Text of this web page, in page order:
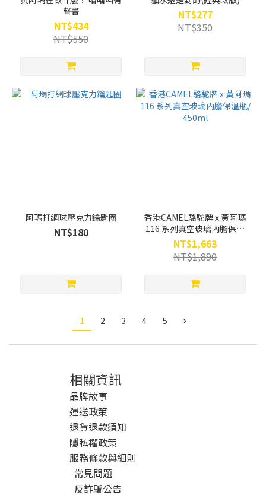
聲書
NT$434
NT$550
NT$277
NT$350
阿瑪打網球壓克力鑰匙圈
NT$180
香港CAMEL駱駝牌 x 黃阿瑪
116 系列真空玻璃內膽保溫
瓶/ 450ml
NT$1,663
NT$1,890
1 2 3 4 5
相關資訊
品牌故事
運送政策
退貨退款須知
隱私權政策
服務條款與細則
常見問題
反詐騙公告